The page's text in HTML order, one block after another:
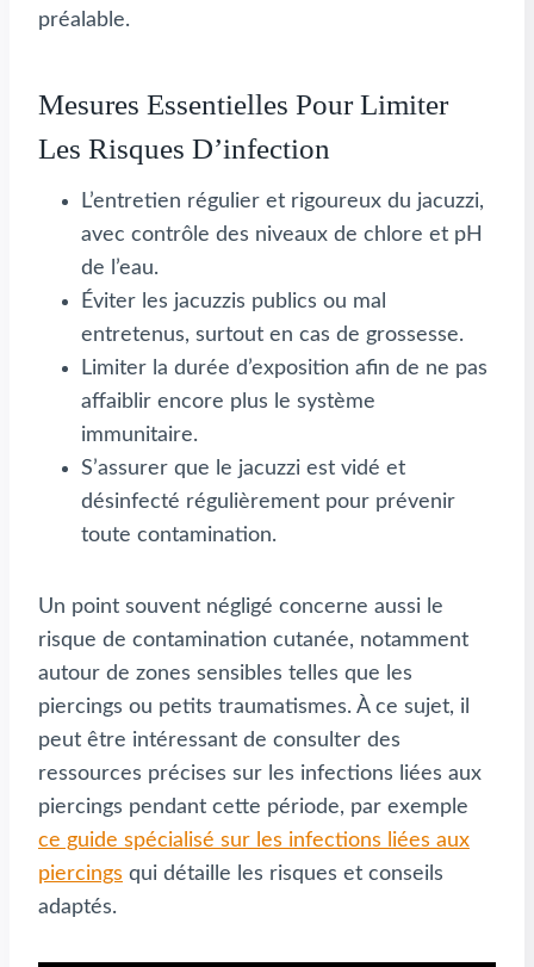
préalable.
Mesures Essentielles Pour Limiter
Les Risques D’infection
L’entretien régulier et rigoureux du jacuzzi,
avec contrôle des niveaux de chlore et pH
de l’eau.
Éviter les jacuzzis publics ou mal
entretenus, surtout en cas de grossesse.
Limiter la durée d’exposition afin de ne pas
affaiblir encore plus le système
immunitaire.
S’assurer que le jacuzzi est vidé et
désinfecté régulièrement pour prévenir
toute contamination.
Un point souvent négligé concerne aussi le
risque de contamination cutanée, notamment
autour de zones sensibles telles que les
piercings ou petits traumatismes. À ce sujet, il
peut être intéressant de consulter des
ressources précises sur les infections liées aux
piercings pendant cette période, par exemple
ce guide spécialisé sur les infections liées aux
piercings qui détaille les risques et conseils
adaptés.